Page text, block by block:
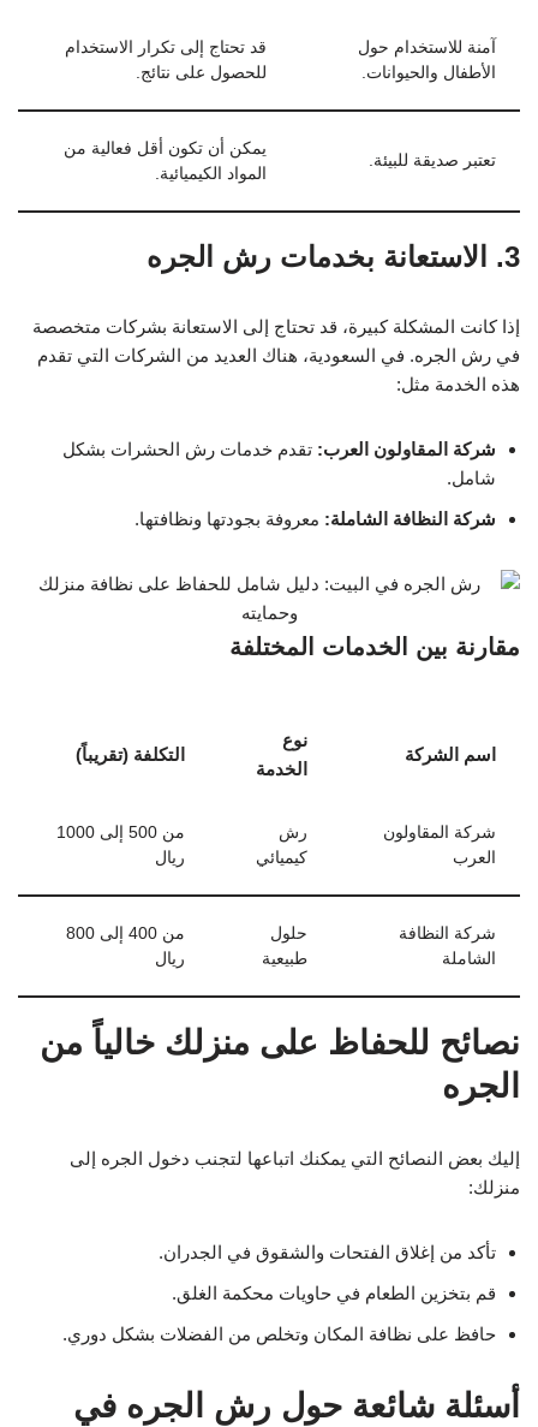
آمنة للاستخدام حول
الأطفال والحيوانات.
قد تحتاج إلى تكرار الاستخدام
للحصول على نتائج.
تعتبر صديقة للبيئة.
يمكن أن تكون أقل فعالية من
المواد الكيميائية.
3. الاستعانة بخدمات رش الجره
إذا كانت المشكلة كبيرة، قد تحتاج إلى الاستعانة بشركات متخصصة
في رش الجره. في السعودية، هناك العديد من الشركات التي تقدم
هذه الخدمة مثل:
شركة المقاولون العرب: تقدم خدمات رش الحشرات بشكل
شامل.
شركة النظافة الشاملة: معروفة بجودتها ونظافتها.
مقارنة بين الخدمات المختلفة
اسم الشركة
نوع
الخدمة
التكلفة (تقريباً)
شركة المقاولون
العرب
رش
كيميائي
من 500 إلى 1000
ريال
شركة النظافة
الشاملة
حلول
طبيعية
من 400 إلى 800
ريال
نصائح للحفاظ على منزلك خالياً من
الجره
إليك بعض النصائح التي يمكنك اتباعها لتجنب دخول الجره إلى
منزلك:
تأكد من إغلاق الفتحات والشقوق في الجدران.
قم بتخزين الطعام في حاويات محكمة الغلق.
حافظ على نظافة المكان وتخلص من الفضلات بشكل دوري.
أسئلة شائعة حول رش الجره في